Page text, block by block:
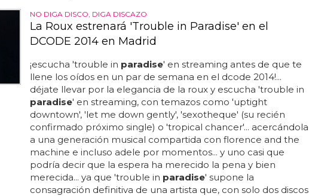
NO DIGA DISCO, DIGA DISCAZO
La Roux estrenará 'Trouble in Paradise' en el
DCODE 2014 en Madrid
¡escucha 'trouble in paradise' en streaming antes de que te
llene los oídos en un par de semana en el dcode 2014!...
déjate llevar por la elegancia de la roux y escucha 'trouble in
paradise' en streaming, con temazos como 'uptight
downtown', 'let me down gently', 'sexotheque' (su recién
confirmado próximo single) o 'tropical chancer'... acercándola
a una generación musical compartida con florence and the
machine e incluso adele por momentos... y uno casi que
podría decir que la espera ha merecido la pena y bien
merecida... ya que 'trouble in paradise' supone la
consagración definitiva de una artista que, con solo dos discos